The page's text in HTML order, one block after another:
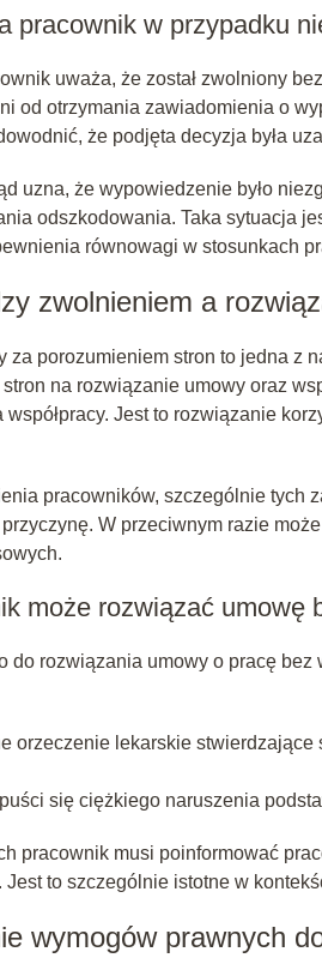
pracownik w przypadku
uważa, że został zwolniony
od otrzymania zawiadomienia o
że podjęta decyzja była
uzna, że wypowiedzenie było
odszkodowania. Taka sytuacja
równowagi w stosunkach
zwolnieniem a
za porozumieniem stron to jedna z
na rozwiązanie umowy oraz
Jest to rozwiązanie
pracowników, szczególnie tych
W przeciwnym razie
może rozwiązać umowę
do rozwiązania umowy o pracę
orzeczenie lekarskie
się ciężkiego naruszenia
pracownik musi poinformować
Jest to szczególnie istotne w
wymogów prawnych